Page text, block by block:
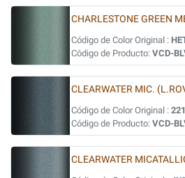
CHARLESTONE GREEN
Código de Color Original :
Código de Producto: VCD-
CLEARWATER MIC.
Código de Color Original : 221
Código de Producto: VCD-
CLEARWATER